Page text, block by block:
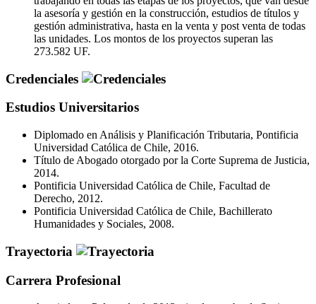
la asesoría y gestión en la construcción, estudios de títulos y
gestión administrativa, hasta en la venta y post venta de todas
las unidades. Los montos de los proyectos superan las
273.582 UF.
Credenciales
Estudios Universitarios
Diplomado en Análisis y Planificación Tributaria, Pontificia
Universidad Católica de Chile, 2016.
Título de Abogado otorgado por la Corte Suprema de Justicia,
2014.
Pontificia Universidad Católica de Chile, Facultad de
Derecho, 2012.
Pontificia Universidad Católica de Chile, Bachillerato
Humanidades y Sociales, 2008.
Trayectoria
Carrera Profesional